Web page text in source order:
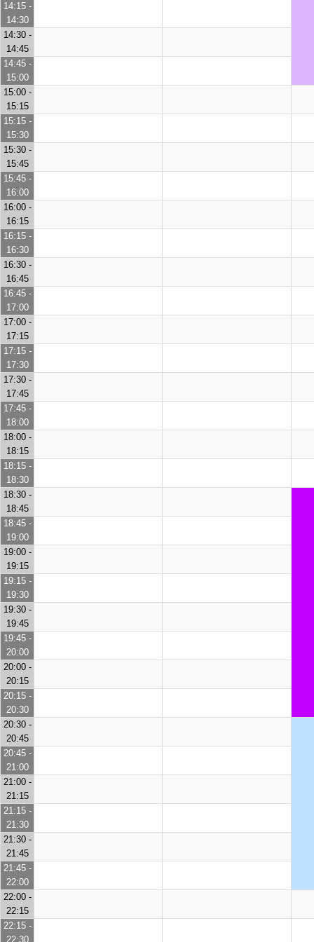
14:15 -
14:30
14:30 -
14:45
14:45 -
15:00
15:00 -
15:15
15:15 -
15:30
15:30 -
15:45
15:45 -
16:00
16:00 -
16:15
16:15 -
16:30
16:30 -
16:45
16:45 -
17:00
17:00 -
17:15
17:15 -
17:30
17:30 -
17:45
17:45 -
18:00
18:00 -
18:15
18:15 -
18:30
18:30 -
18:45
18:45 -
19:00
19:00 -
19:15
19:15 -
19:30
19:30 -
19:45
19:45 -
20:00
20:00 -
20:15
20:15 -
20:30
20:30 -
20:45
20:45 -
21:00
21:00 -
21:15
21:15 -
21:30
21:30 -
21:45
21:45 -
22:00
22:00 -
22:15
22:15 -
22:30